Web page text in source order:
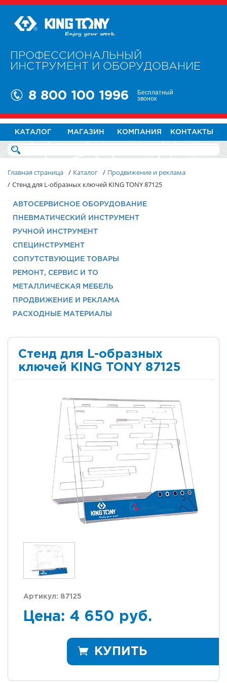
ПРОФЕССИОНАЛЬНЫЙ
ИНСТРУМЕНТ И ОБОРУДОВАНИЕ
8 800 100 1996 Бесплатный
звонок
КАТАЛОГ МАГАЗИН КОМПАНИЯ КОНТАКТЫ
Главная страница / Каталог / Продвижение и реклама
/ Стенд для L-образных ключей KING TONY 87125
АВТОСЕРВИСНОЕ ОБОРУДОВАНИЕ
ПНЕВМАТИЧЕСКИЙ ИНСТРУМЕНТ
РУЧНОЙ ИНСТРУМЕНТ
СПЕЦИНСТРУМЕНТ
СОПУТСТВУЮЩИЕ ТОВАРЫ
РЕМОНТ, СЕРВИС И ТО
МЕТАЛЛИЧЕСКАЯ МЕБЕЛЬ
ПРОДВИЖЕНИЕ И РЕКЛАМА
РАСХОДНЫЕ МАТЕРИАЛЫ
Стенд для L-образных
ключей KING TONY 87125
Артикул: 87125
Цена: 4 650 руб.
КУПИТЬ